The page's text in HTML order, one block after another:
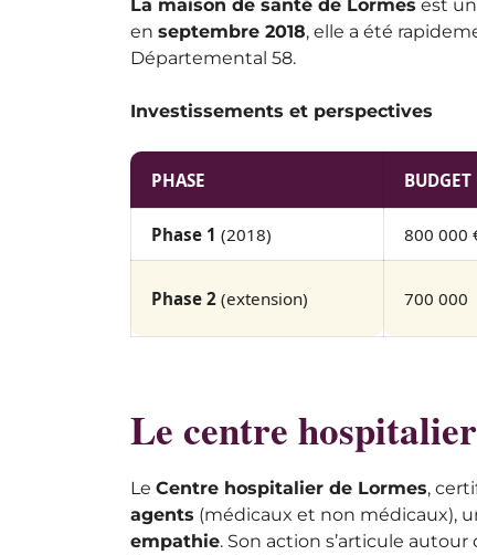
La maison de santé de Lormes est
en septembre 2018, elle a été
Départemental 58.
Investissements et perspectives
PHASE BUDGET
Phase 1 (2018) 800 000
Phase 2(extension) 700 000
Le centre
Le Centre hospitalier de Lormes,
agents (médicaux et non médicaux),
empathie. Son action s’articule autour